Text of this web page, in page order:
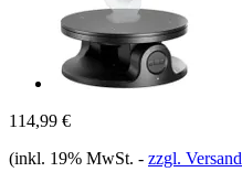
114,99 €
(inkl. 19% MwSt. - zzgl. Versand